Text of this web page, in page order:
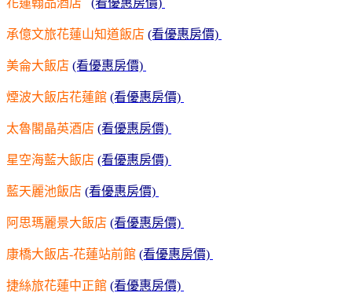
承億文旅花蓮山知道飯店 (看優惠房價)
美侖大飯店 (看優惠房價)
煙波大飯店花蓮館 (看優惠房價)
太魯閣晶英酒店 (看優惠房價)
星空海藍大飯店 (看優惠房價)
藍天麗池飯店 (看優惠房價)
阿思瑪麗景大飯店 (看優惠房價)
康橋大飯店-花蓮站前館 (看優惠房價)
捷絲旅花蓮中正館 (看優惠房價)